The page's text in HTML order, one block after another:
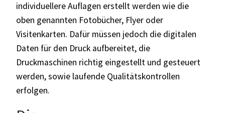
individuellere Auflagen erstellt werden wie die
oben genannten Fotobücher, Flyer oder
Visitenkarten. Dafür müssen jedoch die digitalen
Daten für den Druck aufbereitet, die
Druckmaschinen richtig eingestellt und gesteuert
werden, sowie laufende Qualitätskontrollen
erfolgen.